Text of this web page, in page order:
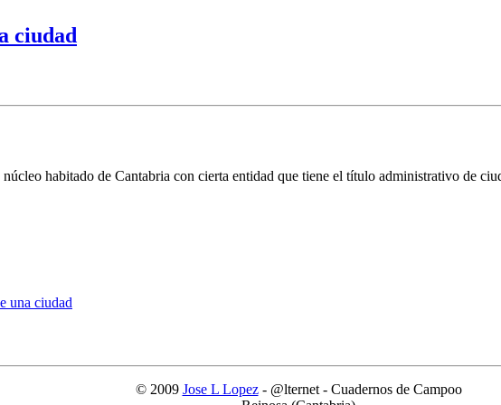
ciudad
habitado de Cantabria con cierta entidad que tiene el título administrativo de
una ciudad
© 2009 Jose L Lopez- @lternet - Cuadernos de Campoo